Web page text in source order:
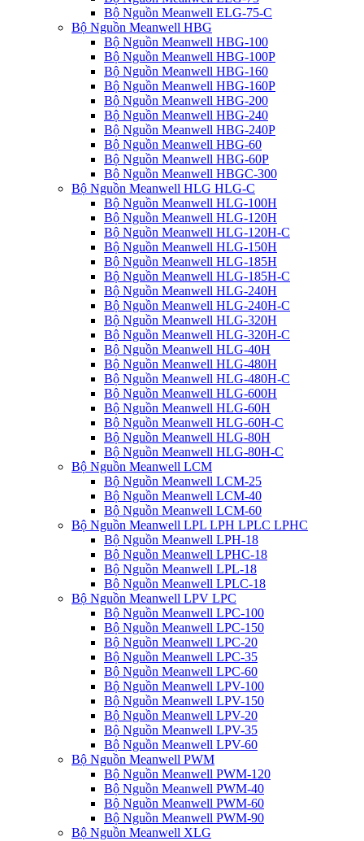
Bộ Nguồn Meanwell ELG-75-C
Bộ Nguồn Meanwell HBG
Bộ Nguồn Meanwell HBG-100
Bộ Nguồn Meanwell HBG-100P
Bộ Nguồn Meanwell HBG-160
Bộ Nguồn Meanwell HBG-160P
Bộ Nguồn Meanwell HBG-200
Bộ Nguồn Meanwell HBG-240
Bộ Nguồn Meanwell HBG-240P
Bộ Nguồn Meanwell HBG-60
Bộ Nguồn Meanwell HBG-60P
Bộ Nguồn Meanwell HBGC-300
Bộ Nguồn Meanwell HLG HLG-C
Bộ Nguồn Meanwell HLG-100H
Bộ Nguồn Meanwell HLG-120H
Bộ Nguồn Meanwell HLG-120H-C
Bộ Nguồn Meanwell HLG-150H
Bộ Nguồn Meanwell HLG-185H
Bộ Nguồn Meanwell HLG-185H-C
Bộ Nguồn Meanwell HLG-240H
Bộ Nguồn Meanwell HLG-240H-C
Bộ Nguồn Meanwell HLG-320H
Bộ Nguồn Meanwell HLG-320H-C
Bộ Nguồn Meanwell HLG-40H
Bộ Nguồn Meanwell HLG-480H
Bộ Nguồn Meanwell HLG-480H-C
Bộ Nguồn Meanwell HLG-600H
Bộ Nguồn Meanwell HLG-60H
Bộ Nguồn Meanwell HLG-60H-C
Bộ Nguồn Meanwell HLG-80H
Bộ Nguồn Meanwell HLG-80H-C
Bộ Nguồn Meanwell LCM
Bộ Nguồn Meanwell LCM-25
Bộ Nguồn Meanwell LCM-40
Bộ Nguồn Meanwell LCM-60
Bộ Nguồn Meanwell LPL LPH LPLC LPHC
Bộ Nguồn Meanwell LPH-18
Bộ Nguồn Meanwell LPHC-18
Bộ Nguồn Meanwell LPL-18
Bộ Nguồn Meanwell LPLC-18
Bộ Nguồn Meanwell LPV LPC
Bộ Nguồn Meanwell LPC-100
Bộ Nguồn Meanwell LPC-150
Bộ Nguồn Meanwell LPC-20
Bộ Nguồn Meanwell LPC-35
Bộ Nguồn Meanwell LPC-60
Bộ Nguồn Meanwell LPV-100
Bộ Nguồn Meanwell LPV-150
Bộ Nguồn Meanwell LPV-20
Bộ Nguồn Meanwell LPV-35
Bộ Nguồn Meanwell LPV-60
Bộ Nguồn Meanwell PWM
Bộ Nguồn Meanwell PWM-120
Bộ Nguồn Meanwell PWM-40
Bộ Nguồn Meanwell PWM-60
Bộ Nguồn Meanwell PWM-90
Bộ Nguồn Meanwell XLG